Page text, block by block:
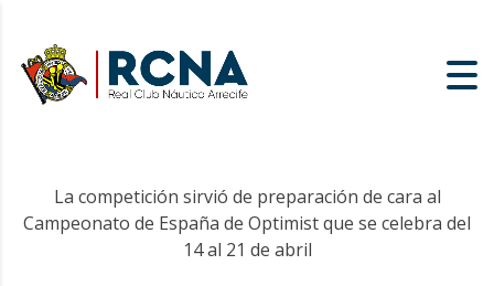
La competición sirvió de preparación de cara al
Campeonato de España de Optimist que se celebra del
14 al 21 de abril